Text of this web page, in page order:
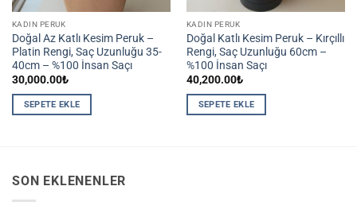
KADIN PERUK
Doğal Az Katlı Kesim Peruk –
Platin Rengi, Saç Uzunluğu 35-
40cm – %100 İnsan Saçı
30,000.00₺
SEPETE EKLE
KADIN PERUK
Doğal Katlı Kesim Peruk – Kırçıllı
Rengi, Saç Uzunluğu 60cm –
%100 İnsan Saçı
40,200.00₺
SEPETE EKLE
SON EKLENENLER